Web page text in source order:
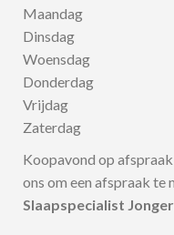
Maandag
Dinsdag
Woensdag
Donderdag
Vrijdag
Zaterdag
Koopavond op
ons om een afspraak te
Slaapspecialist